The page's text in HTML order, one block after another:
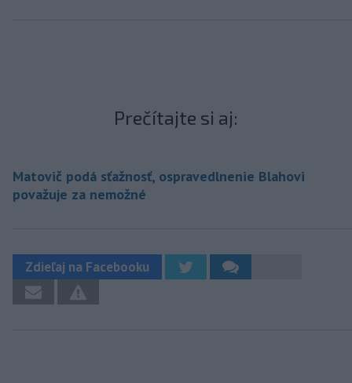
Prečítajte si aj:
Matovič podá sťažnosť, ospravedlnenie Blahovi
považuje za nemožné
Zdieľaj na Facebooku